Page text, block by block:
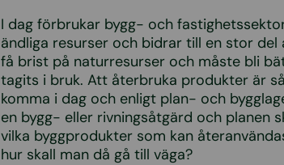
I dag förbrukar bygg- och
ändliga resurser och bidrar till en stor
få brist på naturresurser och måste bli
tagits i bruk. Att återbruka produkter är
komma i dag och enligt plan- och
en bygg- eller rivningsåtgärd och planen
vilka byggprodukter som kan
hur skall man då gå till väga?